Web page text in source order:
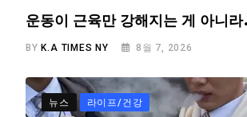
운동이 근육만 강해지는 게 아니
BY K.A TIMES NY 8월 7, 2026
뉴스 라이프/건강